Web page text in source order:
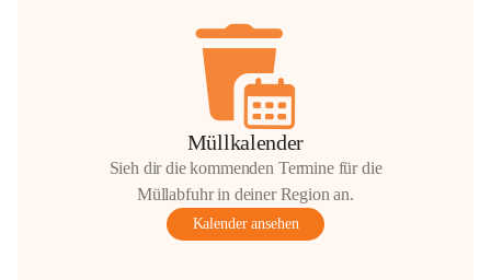
Müllkalender
Sieh dir die kommenden Termine für die
Müllabfuhr in deiner Region an.
Kalender ansehen